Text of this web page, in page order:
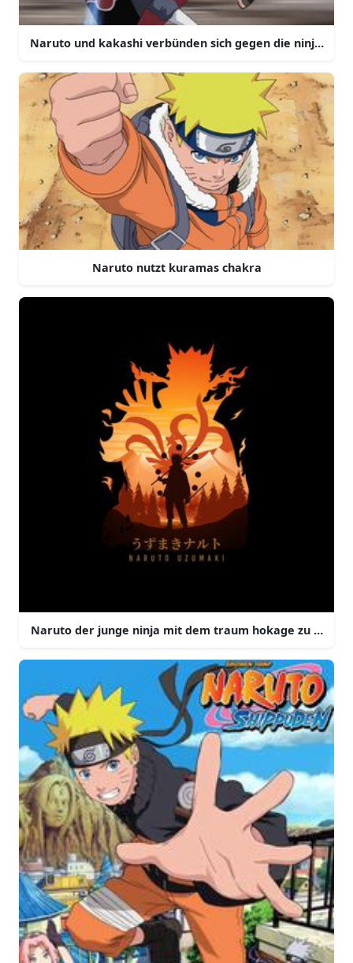
Naruto und kakashi verbünden sich gegen die ninjas
Naruto nutzt kuramas chakra
Naruto der junge ninja mit dem traum hokage zu